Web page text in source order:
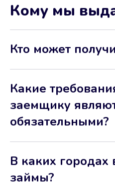
Кому мы
Кто может
Какие
заемщику
обязательными?
В каких городах
займы?